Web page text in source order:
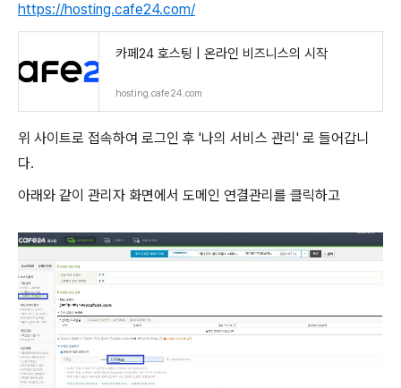
https://hosting.cafe24.com/
카페24 호스팅 | 온라인 비즈니스의 시작
hosting.cafe24.com
위 사이트로 접속하여 로그인 후 '나의 서비스 관리' 로 들어갑니
다.
아래와 같이 관리자 화면에서 도메인 연결관리를 클릭하고